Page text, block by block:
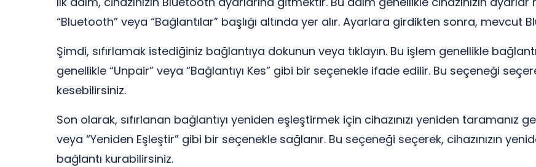
“Bluetooth” veya “Bağlantılar” başlığı altında yer alır. Ayarlara girdikten sonra, mevcut
Şimdi, sıfırlamak istediğiniz bağlantıya dokunun veya tıklayın. Bu işlem genellikle
genellikle “Unpair” veya “Bağlantıyı Kes” gibi bir seçenekle ifade edilir. Bu seçeneği
kesebilirsiniz.
Son olarak, sıfırlanan bağlantıyı yeniden eşleştirmek için cihazınızı yeniden taramanız
veya “Yeniden Eşleştir” gibi bir seçenekle sağlanır. Bu seçeneği seçerek, cihazınızın
bağlantı kurabilirsiniz.